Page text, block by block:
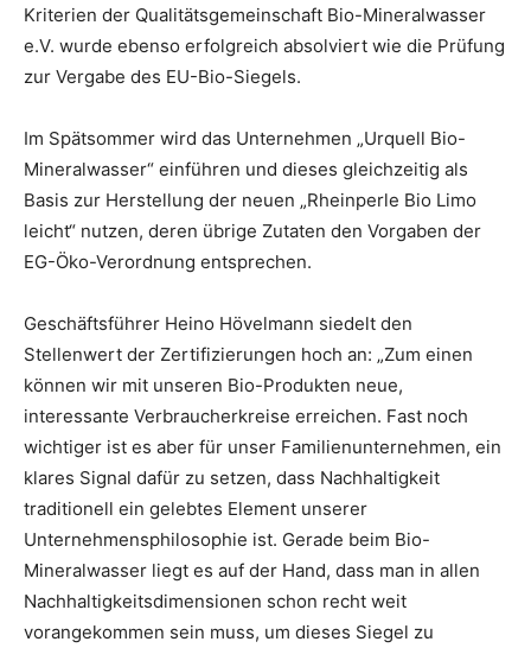
Kriterien der Qualitätsgemeinschaft Bio-Mineralwasser
e.V. wurde ebenso erfolgreich absolviert wie die Prüfung
zur Vergabe des EU-Bio-Siegels.
Im Spätsommer wird das Unternehmen „Urquell Bio-
Mineralwasser“ einführen und dieses gleichzeitig als
Basis zur Herstellung der neuen „Rheinperle Bio Limo
leicht“ nutzen, deren übrige Zutaten den Vorgaben der
EG-Öko-Verordnung entsprechen.
Geschäftsführer Heino Hövelmann siedelt den
Stellenwert der Zertifizierungen hoch an: „Zum einen
können wir mit unseren Bio-Produkten neue,
interessante Verbraucherkreise erreichen. Fast noch
wichtiger ist es aber für unser Familienunternehmen, ein
klares Signal dafür zu setzen, dass Nachhaltigkeit
traditionell ein gelebtes Element unserer
Unternehmensphilosophie ist. Gerade beim Bio-
Mineralwasser liegt es auf der Hand, dass man in allen
Nachhaltigkeitsdimensionen schon recht weit
vorangekommen sein muss, um dieses Siegel zu